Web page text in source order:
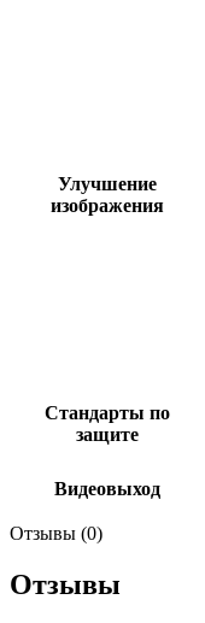
Улучшение
изображения
Стандарты по
защите
Видеовыход
Отзывы (0)
Отзывы